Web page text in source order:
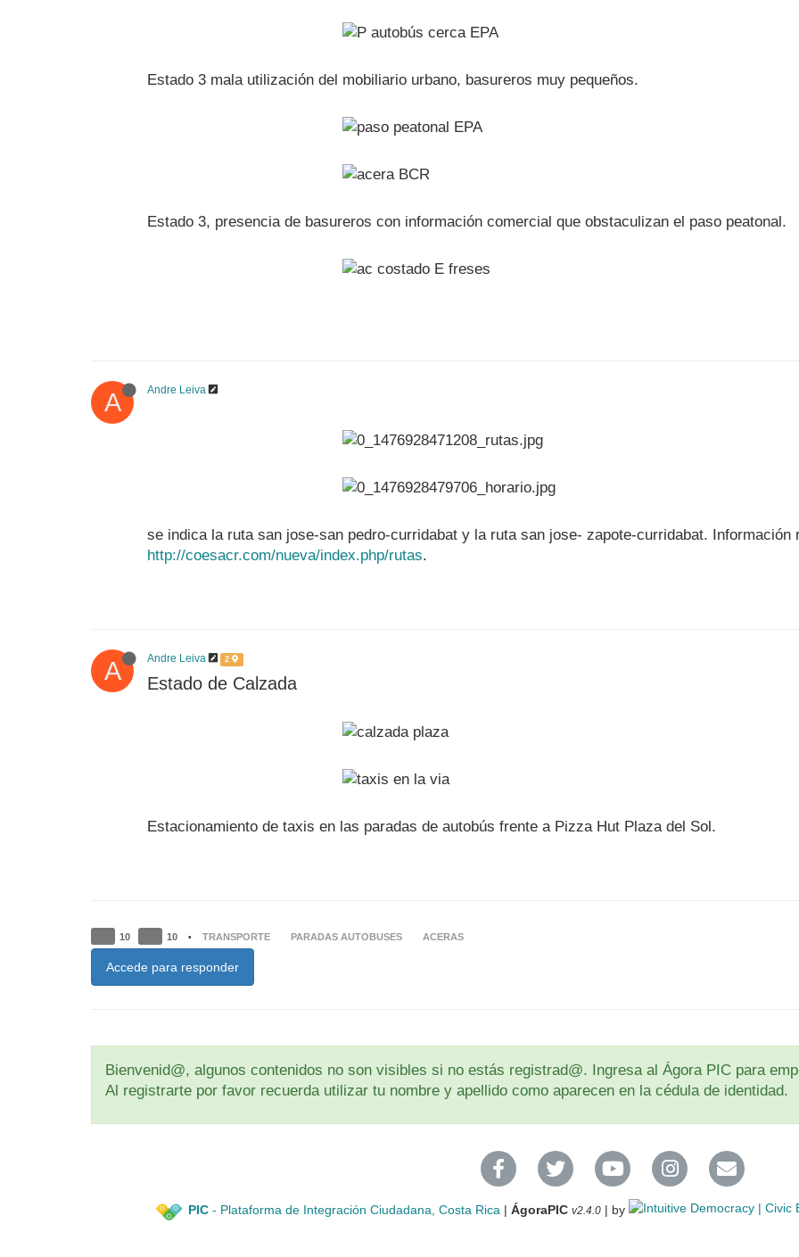
Estado 3 mala utilización del mobiliario urbano, basureros muy pequeños.
Estado 3, presencia de basureros con información comercial que obstaculizan el paso peatonal.
A Andre Leiva
se indica la ruta san jose-san pedro-curridabat y la ruta san jose- zapote-curridabat. Información
http://coesacr.com/nueva/index.php/rutas.
A Andre Leiva 2
Estado de Calzada
Estacionamiento de taxis en las paradas de autobús frente a Pizza Hut Plaza del Sol.
10 10 • TRANSPORTE PARADAS AUTOBUSES ACERAS
Accede para responder
Bienvenid@, algunos contenidos no son visibles si no estás registrad@. Ingresa al Ágora PIC para
Al registrarte por favor recuerda utilizar tu nombre y apellido como aparecen en la cédula de identidad.
PIC- Plataforma de Integración Ciudadana, Costa Rica| ÁgoraPIC v2.4.0| by